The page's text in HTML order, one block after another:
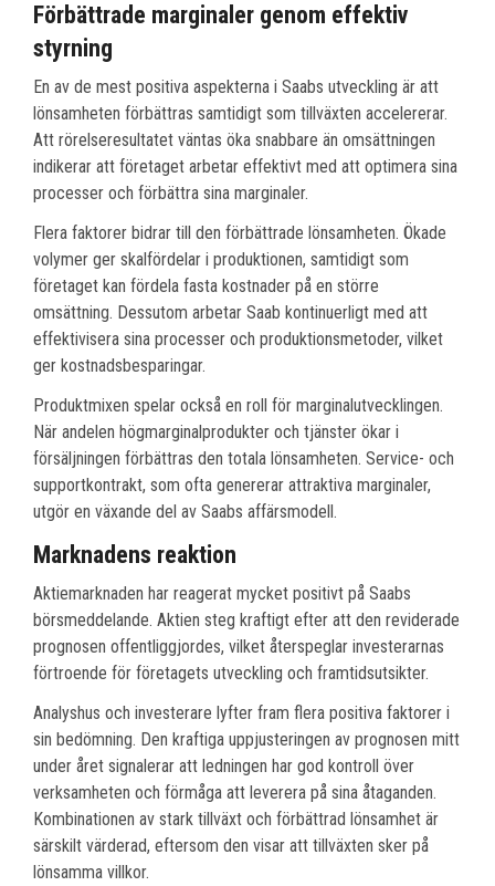
Förbättrade marginaler genom effektiv
styrning
En av de mest positiva aspekterna i Saabs utveckling är att
lönsamheten förbättras samtidigt som tillväxten accelererar.
Att rörelseresultatet väntas öka snabbare än omsättningen
indikerar att företaget arbetar effektivt med att optimera sina
processer och förbättra sina marginaler.
Flera faktorer bidrar till den förbättrade lönsamheten. Ökade
volymer ger skalfördelar i produktionen, samtidigt som
företaget kan fördela fasta kostnader på en större
omsättning. Dessutom arbetar Saab kontinuerligt med att
effektivisera sina processer och produktionsmetoder, vilket
ger kostnadsbesparingar.
Produktmixen spelar också en roll för marginalutvecklingen.
När andelen högmarginalprodukter och tjänster ökar i
försäljningen förbättras den totala lönsamheten. Service- och
supportkontrakt, som ofta genererar attraktiva marginaler,
utgör en växande del av Saabs affärsmodell.
Marknadens reaktion
Aktiemarknaden har reagerat mycket positivt på Saabs
börsmeddelande. Aktien steg kraftigt efter att den reviderade
prognosen offentliggjordes, vilket återspeglar investerarnas
förtroende för företagets utveckling och framtidsutsikter.
Analyshus och investerare lyfter fram flera positiva faktorer i
sin bedömning. Den kraftiga uppjusteringen av prognosen mitt
under året signalerar att ledningen har god kontroll över
verksamheten och förmåga att leverera på sina åtaganden.
Kombinationen av stark tillväxt och förbättrad lönsamhet är
särskilt värderad, eftersom den visar att tillväxten sker på
lönsamma villkor.